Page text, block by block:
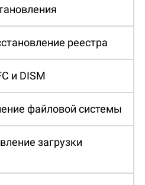
реестра
и DISM
файловой системы
загрузки